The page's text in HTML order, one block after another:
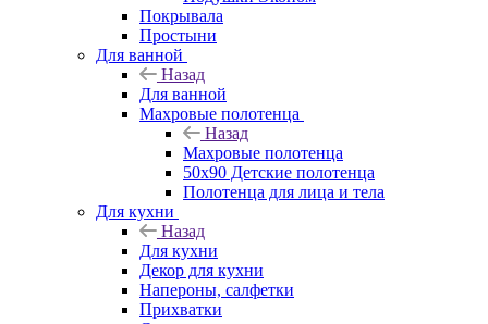
Покрывала
Простыни
Для ванной
Назад
Для ванной
Махровые полотенца
Назад
Махровые полотенца
50х90 Детские полотенца
Полотенца для лица и тела
Для кухни
Назад
Для кухни
Декор для кухни
Напероны, салфетки
Прихватки